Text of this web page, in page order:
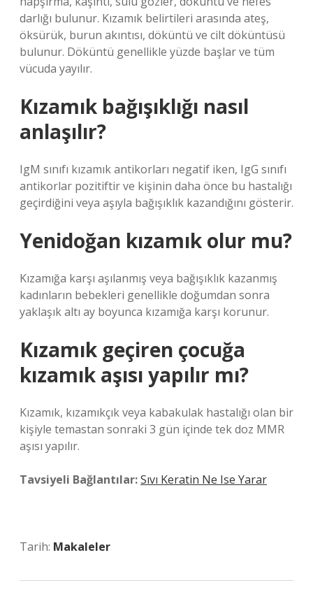
darlığı bulunur. Kızamık belirtileri arasında ateş,
öksürük, burun akıntısı, döküntü ve cilt döküntüsü
bulunur. Döküntü genellikle yüzde başlar ve tüm
vücuda yayılır.
Kızamık bağışıklığı nasıl
anlaşılır?
IgM sınıfı kızamık antikorları negatif iken, IgG sınıfı
antikorlar pozitiftir ve kişinin daha önce bu hastalığı
geçirdiğini veya aşıyla bağışıklık kazandığını gösterir.
Yenidoğan kızamık olur mu?
Kızamığa karşı aşılanmış veya bağışıklık kazanmış
kadınların bebekleri genellikle doğumdan sonra
yaklaşık altı ay boyunca kızamığa karşı korunur.
Kızamık geçiren çocuğa
kızamık aşısı yapılır mı?
Kızamık, kızamıkçık veya kabakulak hastalığı olan bir
kişiyle temastan sonraki 3 gün içinde tek doz MMR
aşısı yapılır.
Tavsiyeli Bağlantılar:Sıvı Keratin Ne Ise Yarar
Tarih: Makaleler